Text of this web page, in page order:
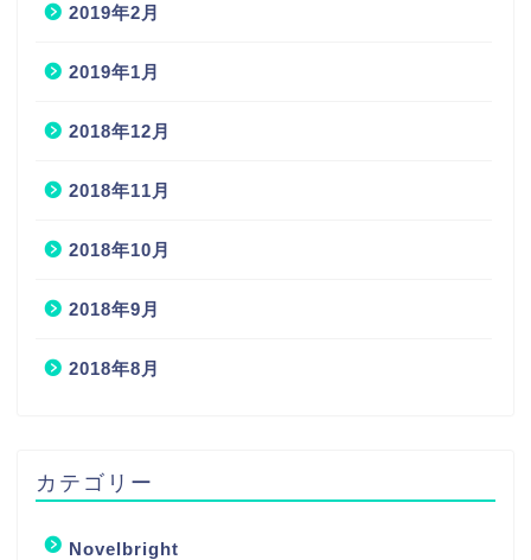
2019年2月
2019年1月
2018年12月
2018年11月
2018年10月
2018年9月
2018年8月
カテゴリー
Novelbright